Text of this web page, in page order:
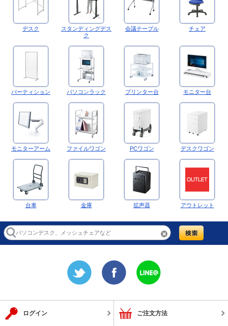
デスク
スタンディングデス
ク
会議テーブル チェア
パーティション パソコンラック プリンター台 モニター台
モニターアーム ファイルワゴン PCワゴン デスクワゴン
台車 金庫 拡声器 アウトレット
ログイン ご注文方法